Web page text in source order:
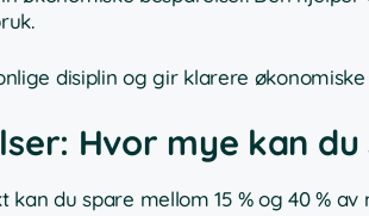
disiplin og gir klarere økonomiske
Hvor mye kan
kan du spare mellom 15 % og 40 %